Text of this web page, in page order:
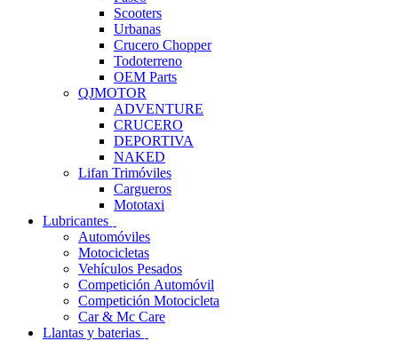
Scooters
Urbanas
Crucero Chopper
Todoterreno
OEM Parts
QJMOTOR
ADVENTURE
CRUCERO
DEPORTIVA
NAKED
Lifan Trimóviles
Cargueros
Mototaxi
Lubricantes
Automóviles
Motocicletas
Vehículos Pesados
Competición Automóvil
Competición Motocicleta
Car & Mc Care
Llantas y baterias